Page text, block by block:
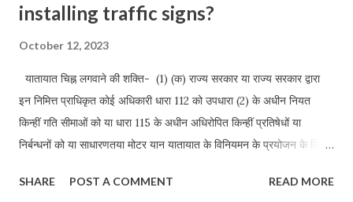
installing traffic signs?
October 12, 2023
यातायात चिह्न लगवाने की शक्ति- (1) (क) राज्य सरकार या राज्य सरकार द्वारा
इन निमित्त प्राधिकृत कोई अधिकारी धारा 112 को उपधारा (2) के अधीन नियत
किन्हीं गति सीमाओं को या धारा 115 के अधीन अधिरोपित किन्हीं प्रतिषेधों या
निर्बन्धनों को या साधारणतया मोटर यान यातायात के विनियमन के प्रयोजन के लिए
देगा। Power to install traffic signs- (1) (a) The State
SHARE POST A COMMENT READ MORE